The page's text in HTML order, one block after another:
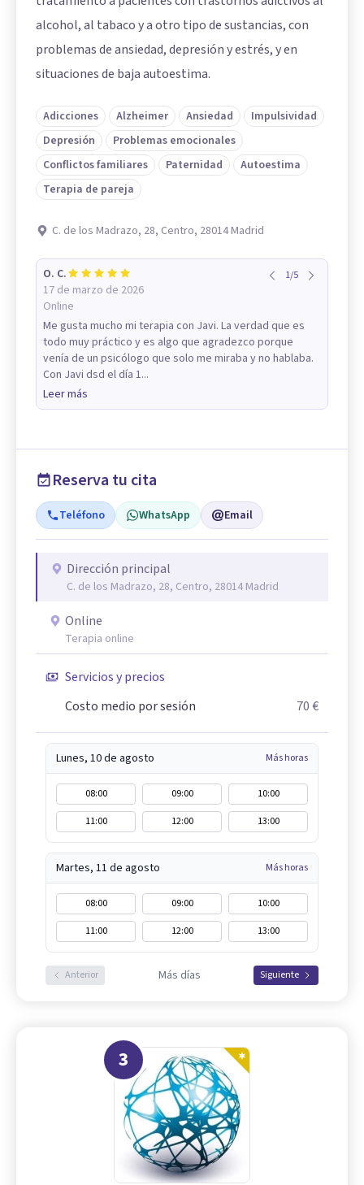
alcohol, al tabaco y a otro tipo de sustancias, con
problemas de ansiedad, depresión y estrés, y en
situaciones de baja autoestima.
Adicciones Alzheimer Ansiedad
Impulsividad
Depresión
Problemas emocionales
Conflictos familiares
Paternidad
Autoestima
Terapia de pareja
C. de los Madrazo, 28, Centro, 28014 Madrid
O. C.
17 de marzo de 2026
Online
1/5
Me gusta mucho mi terapia con Javi. La verdad que es
todo muy práctico y es algo que agradezco porque
venía de un psicólogo que solo me miraba y no hablaba.
Con Javi dsd el día 1...
Leer más
Reserva tu cita
Teléfono WhatsApp Email
Dirección principal
C. de los Madrazo, 28, Centro, 28014 Madrid
Online
Terapia online
Servicios y precios
Costo medio por sesión
70 €
Lunes, 10 de agosto Más horas
08:00 09:00
10:00
11:00
12:00 13:00
Martes, 11 de agosto Más horas
08:00 09:00
10:00
11:00
12:00 13:00
Anterior Más días Siguiente
3